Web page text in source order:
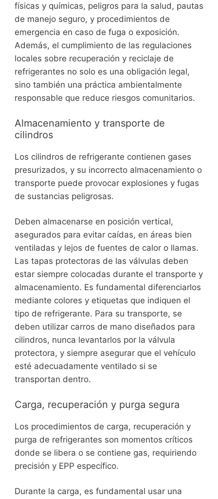
físicas y químicas, peligros para la salud, pautas
de manejo seguro, y procedimientos de
emergencia en caso de fuga o exposición.
Además, el cumplimiento de las regulaciones
locales sobre recuperación y reciclaje de
refrigerantes no solo es una obligación legal,
sino también una práctica ambientalmente
responsable que reduce riesgos comunitarios.
Almacenamiento y transporte de
cilindros
Los cilindros de refrigerante contienen gases
presurizados, y su incorrecto almacenamiento o
transporte puede provocar explosiones y fugas
de sustancias peligrosas.
Deben almacenarse en posición vertical,
asegurados para evitar caídas, en áreas bien
ventiladas y lejos de fuentes de calor o llamas.
Las tapas protectoras de las válvulas deben
estar siempre colocadas durante el transporte y
almacenamiento. Es fundamental diferenciarlos
mediante colores y etiquetas que indiquen el
tipo de refrigerante. Para su transporte, se
deben utilizar carros de mano diseñados para
cilindros, nunca levantarlos por la válvula
protectora, y siempre asegurar que el vehículo
esté adecuadamente ventilado si se
transportan dentro.
Carga, recuperación y purga segura
Los procedimientos de carga, recuperación y
purga de refrigerantes son momentos críticos
donde se libera o se contiene gas, requiriendo
precisión y EPP específico.
Durante la carga, es fundamental usar una